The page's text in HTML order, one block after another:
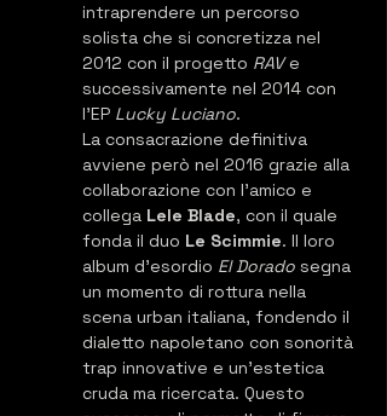
intraprendere un percorso
solista che si concretizza nel
2012 con il progetto RAV e
successivamente nel 2014 con
l'EP Lucky Luciano.
La consacrazione definitiva
avviene però nel 2016 grazie alla
collaborazione con l'amico e
collega Lele Blade, con il quale
fonda il duo Le Scimmie. Il loro
album d'esordio El Dorado segna
un momento di rottura nella
scena urban italiana, fondendo il
dialetto napoletano con sonorità
trap innovative e un'estetica
cruda ma ricercata. Questo